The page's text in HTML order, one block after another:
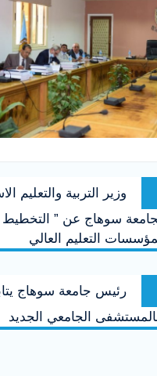
Previous
post:
وزير التربية والتعليم
سوهاج عن ” التخطيط
التعليم العالي
post:
رئيس جامعة سوهاج
الجامعي الجديد